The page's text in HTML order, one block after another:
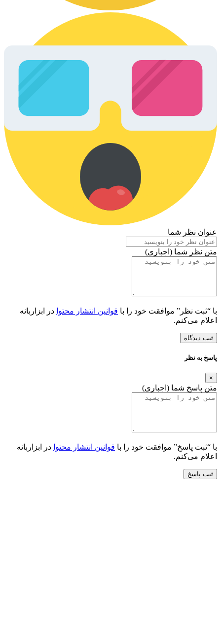
عنوان نظر شما
متن نظر شما (اجباری)
با “ثبت نظر” موافقت خود را با قوانین انتشار محتوا در ابزاربانه
اعلام می‌کنم.
ثبت دیدگاه
پاسخ به نظر
×
متن پاسخ شما (اجباری)
با “ثبت پاسخ” موافقت خود را با قوانین انتشار محتوا در ابزاربانه
اعلام می‌کنم.
ثبت پاسخ